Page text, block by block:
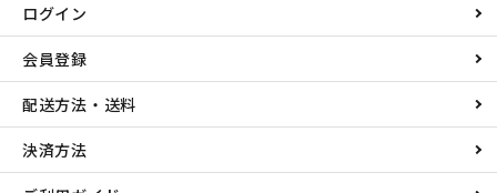
ログイン
会員登録
配送方法・送料
決済方法